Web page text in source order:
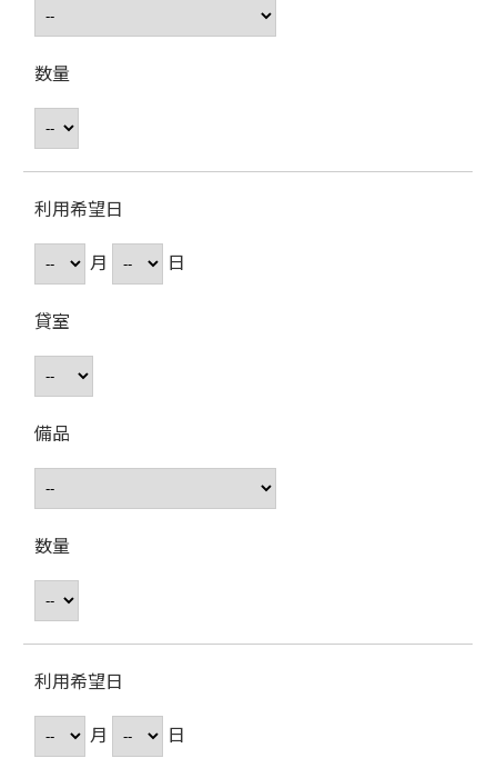
数量
利用希望日
月
日
貸室
備品
数量
利用希望日
月
日